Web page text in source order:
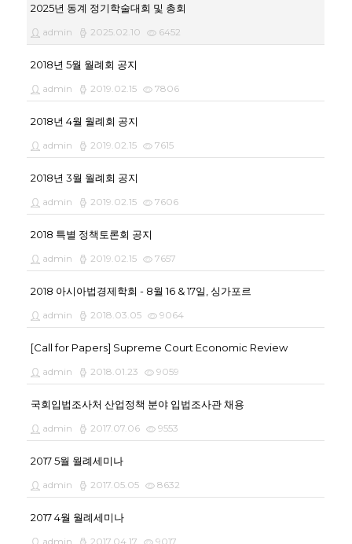
2025년 동계 정기학술대회 및 총회
admin 2025.02.10 6452
2018년 5월 월례회 공지
admin 2019.02.15 7806
2018년 4월 월례회 공지
admin 2019.02.15 7615
2018년 3월 월례회 공지
admin 2019.02.15 7606
2018 특별 정책토론회 공지
admin 2019.02.15 7657
2018 아시아법경제학회 - 8월 16 & 17일, 싱가포르
admin 2018.03.05 9064
[Call for Papers] Supreme Court Economic Review
admin 2018.01.23 9059
국회입법조사처 산업정책 분야 입법조사관 채용
admin 2017.07.06 9553
2017 5월 월례세미나
admin 2017.05.05 8632
2017 4월 월례세미나
admin 2017.04.17 9017